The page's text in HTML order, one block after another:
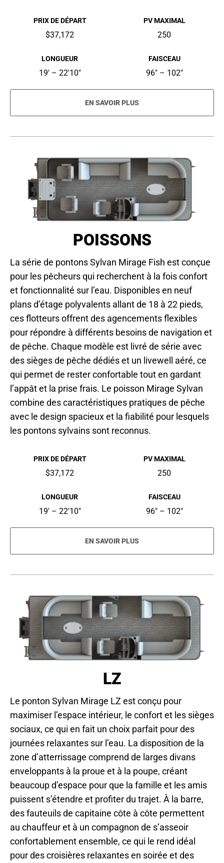
PRIX DE DÉPART
$37,172
PV MAXIMAL
250
LONGUEUR
19' – 22'10"
FAISCEAU
96" – 102"
EN SAVOIR PLUS
POISSONS
La série de pontons Sylvan Mirage Fish est conçue
pour les pêcheurs qui recherchent à la fois confort
et fonctionnalité sur l’eau. Disponibles en neuf
plans d’étage polyvalents allant de 18 à 22 pieds,
ces flotteurs offrent des agencements flexibles
pour répondre à différents besoins de navigation et
de pêche. Chaque modèle est livré de série avec
des sièges de pêche dédiés et un livewell aéré, ce
qui permet de rester confortable tout en gardant
l’appât et la prise frais. Le poisson Mirage Sylvan
combine des caractéristiques pratiques de pêche
avec le design spacieux et la fiabilité pour lesquels
les pontons sylvains sont reconnus.
PRIX DE DÉPART
$37,172
PV MAXIMAL
250
LONGUEUR
19' – 22'10"
FAISCEAU
96" – 102"
EN SAVOIR PLUS
LZ
Le ponton Sylvan Mirage LZ est conçu pour
maximiser l’espace intérieur, le confort et les sièges
sociaux, ce qui en fait un choix parfait pour des
journées relaxantes sur l’eau. La disposition de la
zone d’atterrissage comprend de larges divans
enveloppants à la proue et à la poupe, créant
beaucoup d’espace pour que la famille et les amis
puissent s’étendre et profiter du trajet. À la barre,
des fauteuils de capitaine côte à côte permettent
au chauffeur et à un compagnon de s’asseoir
confortablement ensemble, ce qui le rend idéal
pour des croisières relaxantes en soirée et des